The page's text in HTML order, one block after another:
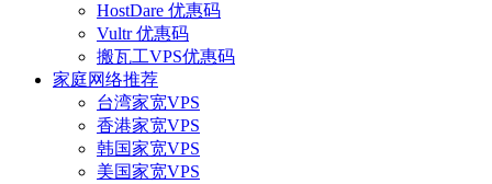
HostDare 优惠码
Vultr 优惠码
搬瓦工VPS优惠码
家庭网络推荐
台湾家宽VPS
香港家宽VPS
韩国家宽VPS
美国家宽VPS